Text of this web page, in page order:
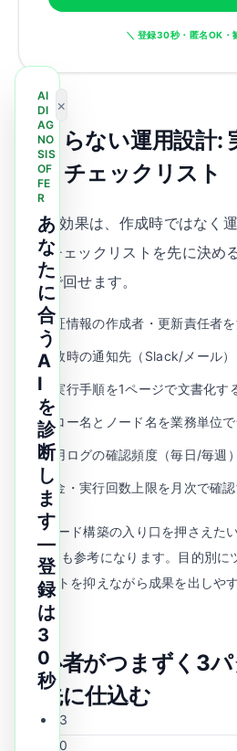
＼ 登録30秒・匿名OK・
止まらない運用設計:
べきチェックリスト
n8nの効果は、作成時ではなく
次のチェックリストを先に決め
時間で回せます。
認証情報の作成者・更新責任者を
失敗時の通知先（Slack/メール
再実行手順を1ページで文書化す
フロー名とノード名を業務単位
運用ログの確認頻度（毎日/毎週
料金・実行回数上限を月次で確認
ノーコード構築の入り口を押さえた
ガイド も参考になります。目的別に
用コストを抑えながら成果を出しや
初心者がつまずく3
を先に仕込む
AI
DI
AG
NO
SIS
OF
FE
R
あ
な
た
に
合
う
A
I
を
診
断
し
ま
す
—
登
録
は
3
0
秒
×
3
0